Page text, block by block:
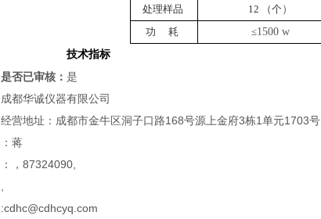
处理样品
12 （个）
功
耗 ≤1500 w
技术指标
是否已审核： 是
成都华诚仪器有限公司
经营地址：成都市金牛区洞子口路168号源上金府3栋1单元1703号
：蒋
：，87324090,
:cdhc@cdhcyq.com